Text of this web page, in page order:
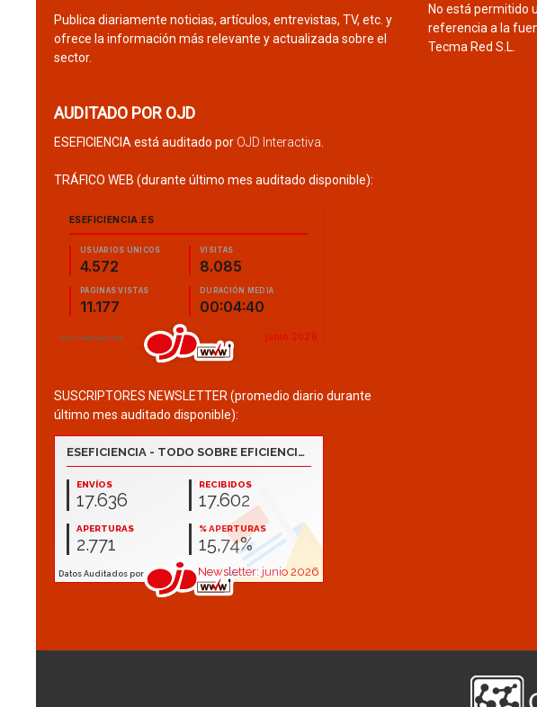
Publica diariamente noticias, artículos, entrevistas, TV, etc. y
ofrece la información más relevante y actualizada sobre el
sector.
AUDITADO POR OJD
ESEFICIENCIA está auditado por OJD Interactiva
TRÁFICO WEB (durante último mes auditado disponible):
SUSCRIPTORES NEWSLETTER (promedio diario durante
último mes auditado disponible):
No está permitido
referencia a la
Tecma Red S.L.